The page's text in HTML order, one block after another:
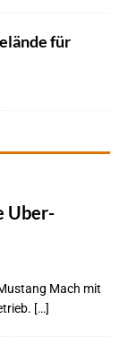
für
Uber-
Mach mit
[…]